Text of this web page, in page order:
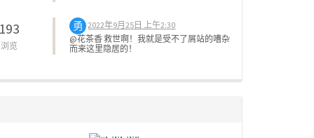
193
浏览
勇 2022年9月25日 上午2:30
@花茶香 救世啊！我就是受不了屑站的嘈杂
而来这里隐居的！